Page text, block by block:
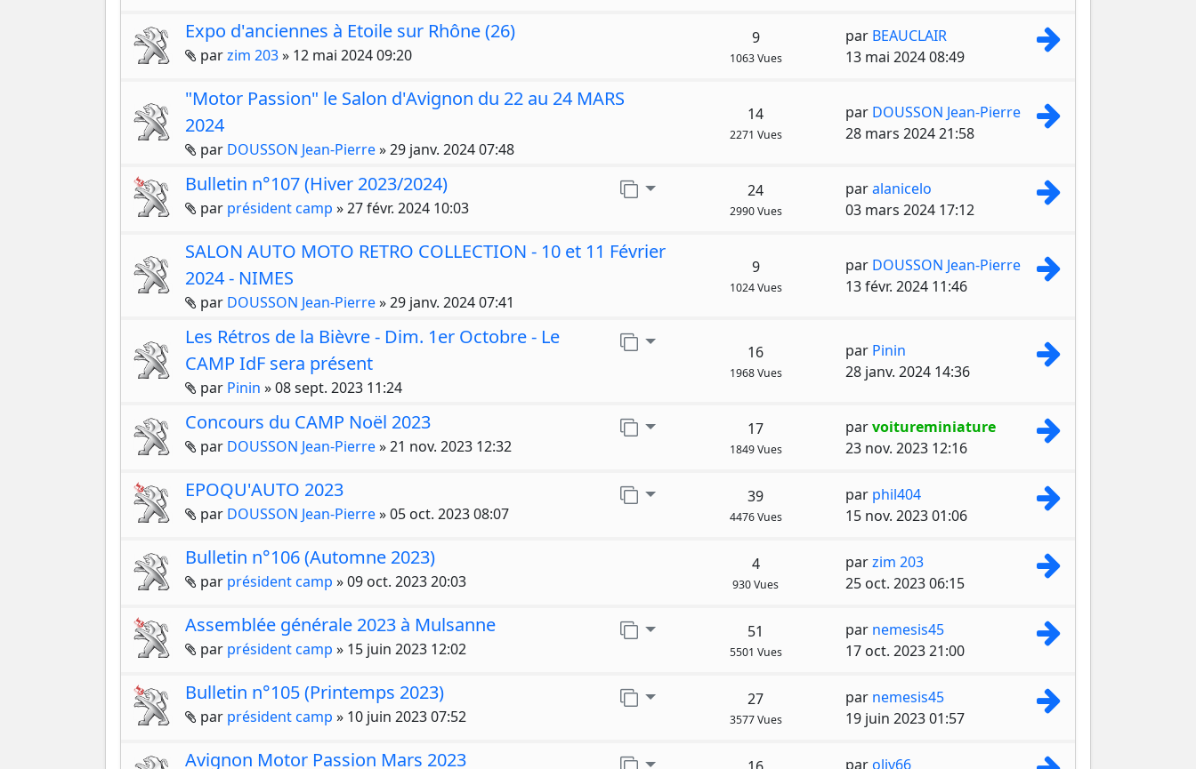
Expo d'anciennes à Etoile sur Rhône (26)
Pièces jointes
parzim 203» 12 mai 2024 09:20
9
1063 Vues
par BEAUCLAIR
Consulter le
13 mai 2024 08:49
"Motor Passion" le Salon d'Avignon du 22 au 24 MARS
2024
Pièces jointes
par DOUSSON Jean-Pierre»29 janv. 2024 07:48
14
2271 Vues
par DOUSSON Jean-Pierre
Consulter le
28 mars 2024 21:58
Aller sur la page
Bulletin n°107 (Hiver 2023/2024)
Pièces jointes
par président camp »27 févr. 2024 10:03
24
2990 Vues
paralanicelo
Consulter le
03 mars 2024 17:12
SALON AUTO MOTO RETRO COLLECTION - 10 et 11 Février
2024 - NIMES
Pièces jointes
par DOUSSON Jean-Pierre»29 janv. 2024 07:41
9
1024 Vues
par DOUSSON Jean-Pierre
Consulter le
13 févr. 2024 11:46
Aller sur la page
Les Rétros de la Bièvre - Dim. 1er Octobre - Le
CAMP IdF sera présent
Pièces jointes
par Pinin »08 sept. 2023 11:24
16
1968 Vues
par Pinin
Consulter le
28 janv. 2024 14:36
Aller sur la page
Concours du CAMP Noël 2023
Pièces jointes
par DOUSSON Jean-Pierre»21 nov. 2023 12:32
17
1849 Vues
parvoitureminiature
Consulter le
23 nov. 2023 12:16
Aller sur la page
EPOQU'AUTO 2023
Pièces jointes
par DOUSSON Jean-Pierre»05 oct. 2023 08:07
39
4476 Vues
par phil404
Consulter le
15 nov. 2023 01:06
Bulletin n°106 (Automne 2023)
Pièces jointes
par président camp »09 oct. 2023 20:03
4
930 Vues
parzim 203
Consulter le
25 oct. 2023 06:15
Aller sur la page
Assemblée générale 2023 à Mulsanne
Pièces jointes
par président camp » 15 juin 2023 12:02
51
5501 Vues
par nemesis45
Consulter le
17 oct. 2023 21:00
Aller sur la page
Bulletin n°105 (Printemps 2023)
Pièces jointes
par président camp » 10 juin 2023 07:52
27
3577 Vues
par nemesis45
Consulter le
19 juin 2023 01:57
Aller sur la page
Avignon Motor Passion Mars 2023 paroliv66 Consulter le